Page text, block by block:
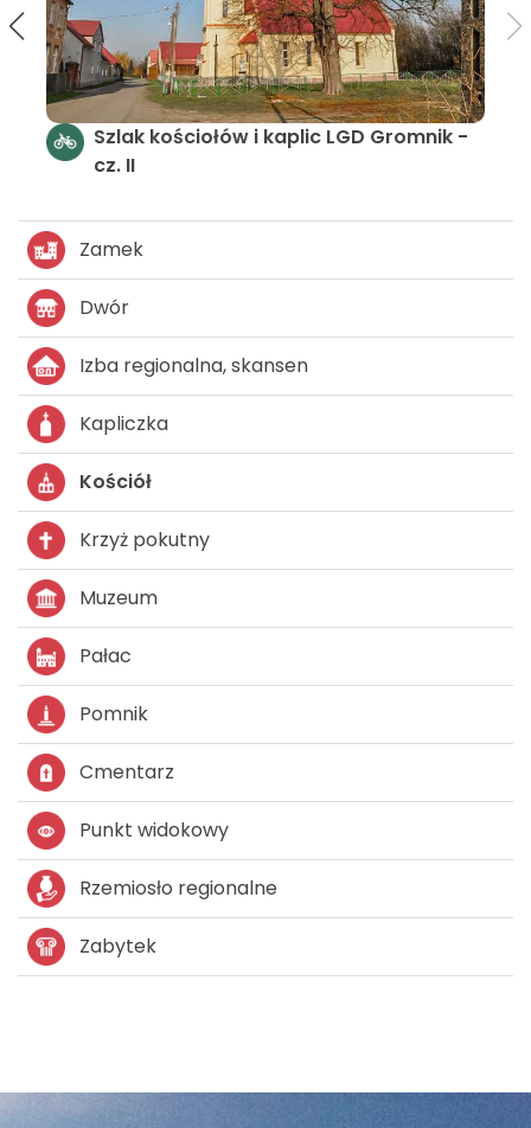
Zamek
Dwór
Izba regionalna, skansen
Kapliczka
Kościół
Krzyż pokutny
Muzeum
Pałac
Pomnik
Cmentarz
Punkt widokowy
Rzemiosło regionalne
Zabytek